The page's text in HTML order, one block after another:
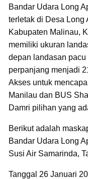
Bandar Udara Long
terletak di Desa Long
Kabupaten Malinau,
memiliki ukuran
depan landasan
perpanjang menjadi
Akses untuk
Manilau dan BUS
Damri pilihan yang
Berikut adalah
Bandar Udara Long
Susi Air Samarinda,
Tanggal 26 Januari